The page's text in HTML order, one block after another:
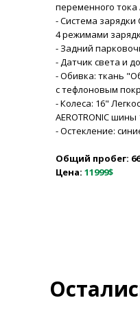
переменного тока
- Система зарядки
4 режимами
- Задний
- Датчик света и
- Обивка: ткань
с тефлоновым
- Колеса: 16"
AEROTRONIC шины
- Остекление:
Общий пробег:
Цена: 11999$